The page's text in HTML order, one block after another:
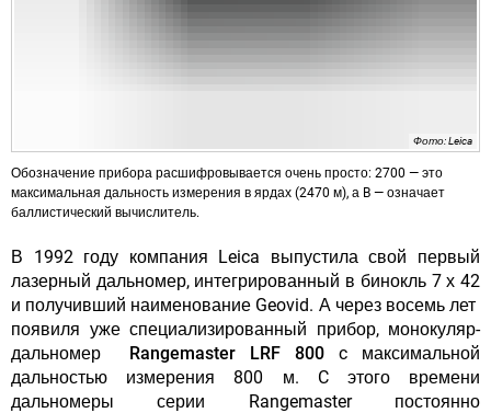
Фото: Leica
Обозначение прибора расшифровывается очень просто: 2700 — это
максимальная дальность измерения в ярдах (2470 м), а B — означает
баллистический вычислитель.
В 1992 году компания Leica выпустила свой первый
лазерный дальномер, интегрированный в бинокль 7 х 42
и получивший наименование Geovid. А через восемь лет
появиля уже специализированный прибор, монокуляр-
дальномер
Rangemaster LRF 800 c максимальной
дальностью измерения 800 м. C этого времени
дальномеры серии Rangemaster постоянно